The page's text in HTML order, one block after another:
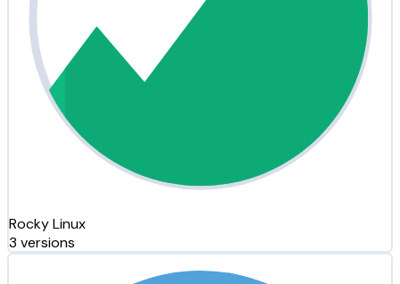
Rocky Linux
3 versions